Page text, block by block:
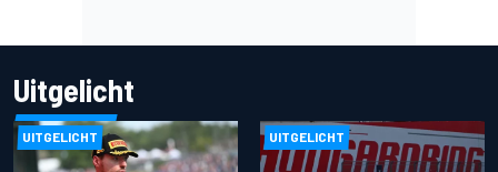
Uitgelicht
UITGELICHT UITGELICHT